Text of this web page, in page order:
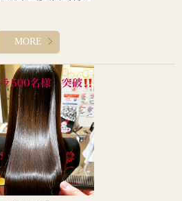
＝似合う色）のことです。 人それぞれ個
れぞれ違います。 似合う色を見つける診
ナルカラー診断」と呼び
は今日の気分もふくめ相手にどんな
持ちも考えて洋服選びをしてます！
や肌色、ファッションに合わせて髪
るさや色味を
さなどを踏まえてトータルでプ
僕は推薦しています！
ヘアカラーも踏まえて(o^^o)
MORE